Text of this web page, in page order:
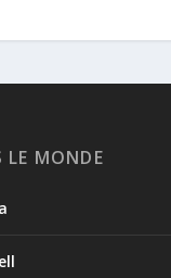
δράσεις, που ενισχύουν
και τις νέες
Αυγούστου| Κολωνία
LE MONDE